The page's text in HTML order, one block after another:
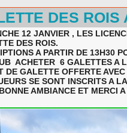
DES ROIS
12 JANVIER , LES
DES ROIS.
A PARTIR DE 13H30
ACHETER 6 GALETTES A
DE GALETTE OFFERTE
SE SONT INSCRITS A
AMBIANCE ET MERCI